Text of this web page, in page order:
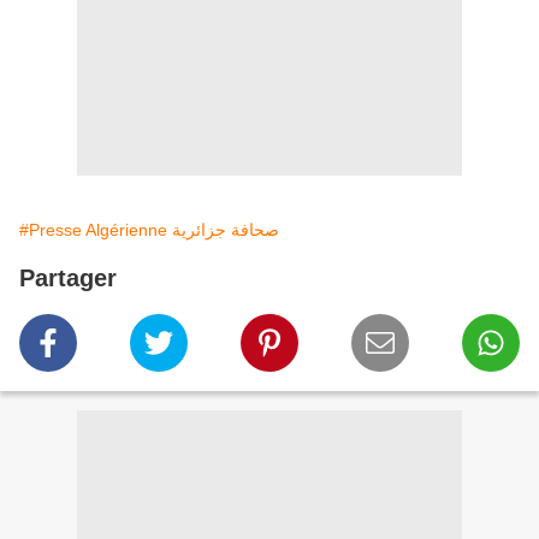
#Presse Algérienne صحافة جزائرية
Partager